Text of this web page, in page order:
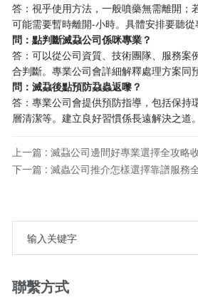
答：視乎使用方法，一般噴藥無需離開；
可能需要暫時離開-小時。具體安排要聽從
​問：點判斷滅蝨公司係咪專業？​
答：可以從公司資質、技術團隊、服務案
合判斷。專業公司會詳細解釋處理方案同
​問：滅蝨後點預防蝨蟲返嚟？​
答：專業公司會提供預防指導，包括保持
層清潔等。建立良好習慣係長遠解決之道。
上一篇 : 滅蝨公司邊間好專業選擇全攻略
下一篇 : 滅蟲公司推介怎樣選擇靠譜服務
聯繫方式